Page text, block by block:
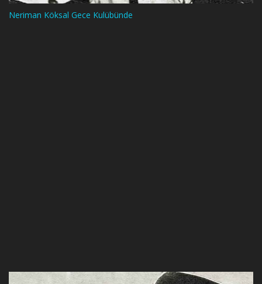
Neriman Köksal Gece Kulübünde